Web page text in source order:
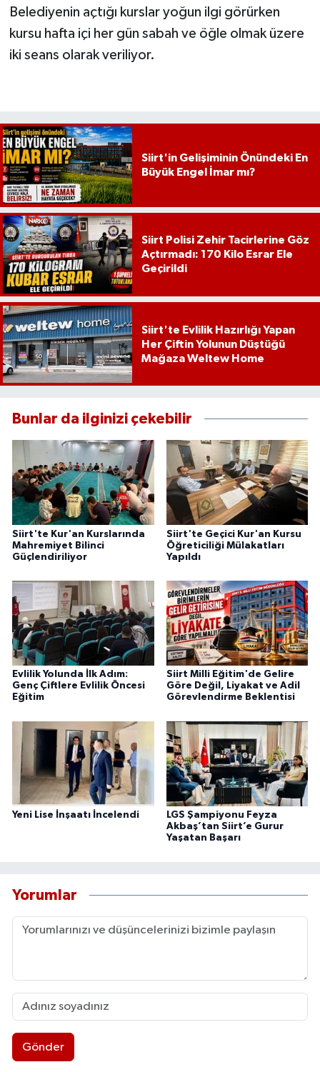
Belediyenin açtığı kurslar yoğun ilgi görürken
kursu hafta içi her gün sabah ve öğle olmak üzere
iki seans olarak veriliyor.
Siirt'in Gelişiminin Önündeki En
Büyük Engel İmar mı?
Siirt Polisi Zehir Tacirlerine Göz
Açtırmadı: 170 Kilo Esrar Ele
Geçirildi
Siirt'te Evlilik Hazırlığı Yapan
Her Çiftin Yolunun Düştüğü
Mağaza Weltew Home
Bunlar da ilginizi çekebilir
Siirt'te Kur'an Kurslarında
Mahremiyet Bilinci
Güçlendiriliyor
Siirt'te Geçici Kur'an Kursu
Öğreticiliği Mülakatları
Yapıldı
Evlilik Yolunda İlk Adım:
Genç Çiftlere Evlilik Öncesi
Eğitim
Siirt Milli Eğitim'de Gelire
Göre Değil, Liyakat ve Adil
Görevlendirme Beklentisi
Yeni Lise İnşaatı İncelendi
LGS Şampiyonu Feyza
Akbaş’tan Siirt’e Gurur
Yaşatan Başarı
Yorumlar
Gönder